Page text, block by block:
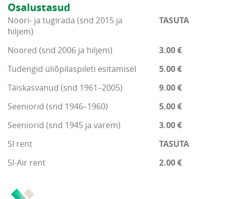
Osalustasud
Nööri- ja tugirada (snd 2015 ja
hiljem)
TASUTA
Noored (snd 2006 ja hiljem)
3.00 €
Tudengid üliõpilaspileti esitamisel
5.00 €
Täiskasvanud (snd 1961–2005)
9.00 €
Seeniorid (snd 1946–1960)
5.00 €
Seeniorid (snd 1945 ja varem)
3.00 €
SI rent
TASUTA
SI-Air rent
2.00 €